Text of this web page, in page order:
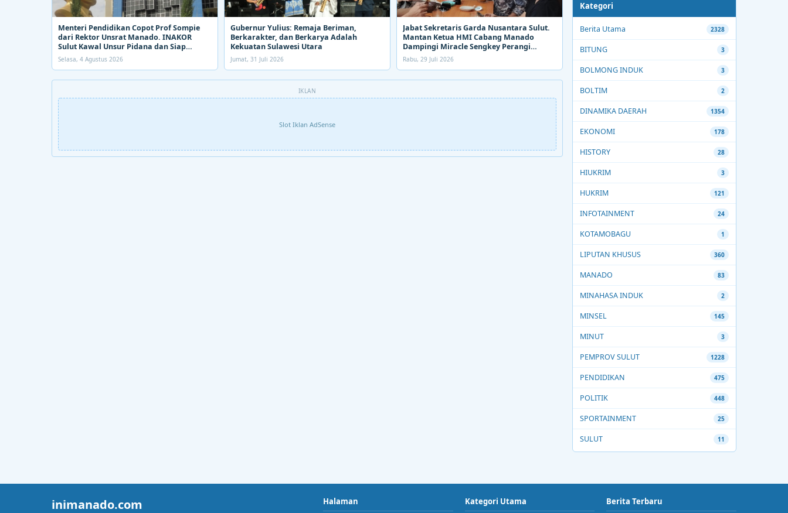
Menteri Pendidikan Copot Prof Sompie
dari Rektor Unsrat Manado. INAKOR
Sulut Kawal Unsur Pidana dan Siap
Bongkar Aroma Busuk di Suksesi Rektor
Selasa, 4 Agustus 2026
Gubernur Yulius: Remaja Beriman,
Berkarakter, dan Berkarya Adalah
Kekuatan Sulawesi Utara
Jumat, 31 Juli 2026
Jabat Sekretaris Garda Nusantara Sulut.
Mantan Ketua HMI Cabang Manado
Dampingi Miracle Sengkey Perangi
Narkoba
Rabu, 29 Juli 2026
IKLAN
Slot Iklan AdSense
Kategori
Berita Utama 2328
BITUNG 3
BOLMONG INDUK 3
BOLTIM 2
DINAMIKA DAERAH 1354
EKONOMI 178
HISTORY 28
HIUKRIM 3
HUKRIM 121
INFOTAINMENT 24
KOTAMOBAGU 1
LIPUTAN KHUSUS 360
MANADO 83
MINAHASA INDUK 2
MINSEL 145
MINUT 3
PEMPROV SULUT 1228
PENDIDIKAN 475
POLITIK 448
SPORTAINMENT 25
SULUT 11
inimanado.com Halaman Kategori Utama Berita Terbaru